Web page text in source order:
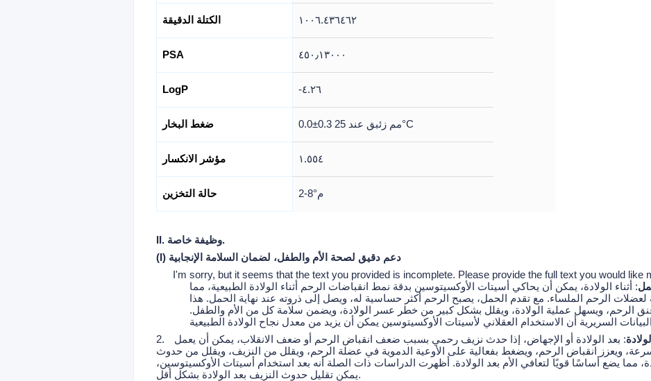
الكتلة الدقيقة ١٠٠٦.٤٣٦٤٦٢
PSA ٤٥٠٫١٣٠٠٠
LogP -٤.٢٦
ضغط البخار 0.0±0.3 مم زئبق عند 25°C
مؤشر الانكسار ١.٥٥٤
حالة التخزين 2-8°م
II. وظيفة خاصة.
(I) دعم دقيق لصحة الأم والطفل، لضمان السلامة الإنجابية
I'm sorry, but it seems that the text you provided is incomplete. Please provide the full text you would like
: أثناء الولادة، يمكن أن يحاكي أسيتات الأوكسيتوسين بدقة نمط انقباضات الرحم أثناء الولادة الطبيعية، مما
لعضلات الرحم الملساء. مع تقدم الحمل، يصبح الرحم أكثر حساسية له، ويصل إلى ذروته عند نهاية الحمل. هذا
الرحم، ويسهل عملية الولادة، ويقلل بشكل كبير من خطر عسر الولادة، ويضمن سلامة كل من الأم والطفل.
2.
: بعد الولادة أو الإجهاض، إذا حدث نزيف رحمي بسبب ضعف انقباض الرحم أو ضعف الانقلاب، يمكن أن يعمل
ويعزز انقباض الرحم، ويضغط بفعالية على الأوعية الدموية في عضلة الرحم، ويقلل من النزيف، ويقلل من حدوث
مما يضع أساسًا قويًا لتعافي الأم بعد الولادة. أظهرت الدراسات ذات الصلة أنه بعد استخدام أسيتات الأوكسيتوسين،
يمكن تقليل حدوث النزيف بعد الولادة بشكل أقل.